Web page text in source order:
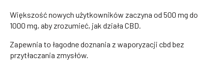
Większość nowych użytkowników zaczyna od 500 mg do
1000 mg, aby zrozumieć, jak działa CBD.
Zapewnia to łagodne doznania z waporyzacji cbd bez
przytłaczania zmysłów.